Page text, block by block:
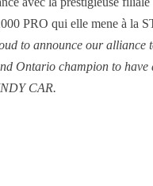
PRO qui elle mene à
to announce our
Ontario champion to have
CAR.